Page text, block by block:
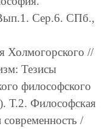
Сер.6. СПб.,
Холмогорского //
Тезисы
философского
Т.2. Философская
/